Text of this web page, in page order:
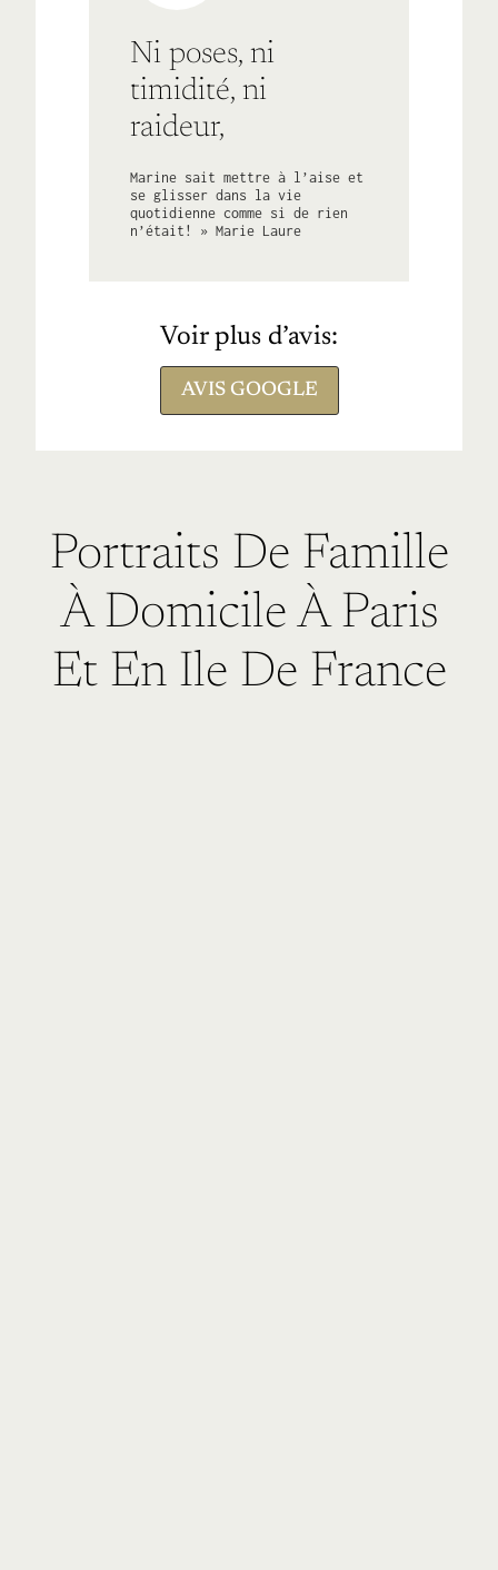
Ni poses, ni
timidité, ni
raideur,
Marine sait mettre à l’aise et
se glisser dans la vie
quotidienne comme si de rien
n’était! » Marie Laure
Voir plus d’avis:
AVIS GOOGLE
Portraits De Famille
À Domicile À Paris
Et En Ile De France